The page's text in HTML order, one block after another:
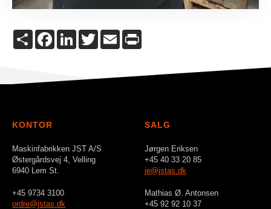
ShareFacebookLinkedInTwitterEmail
KONTOR
Maskinfabrikken JST A/S
Østergårdsvej 4, Velling
6940 Lem St.
+45 9734 3100
ordre@jstas.dk
SALG
Jørgen Eriksen
+45 40 33 20 85
je@jstas.dk
Mathias Ø. Antonsen
+45 92 92 10 37